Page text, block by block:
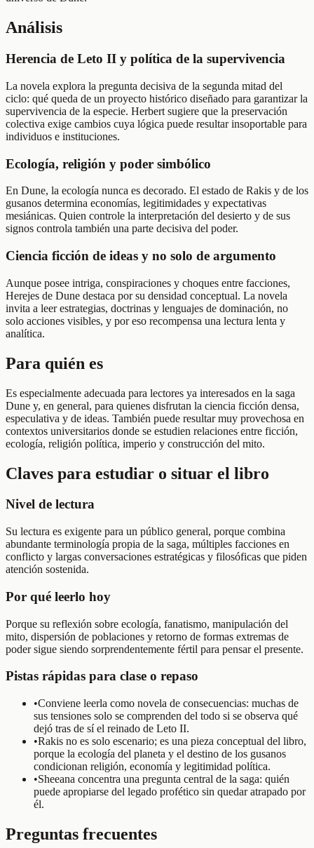
Análisis
Herencia de Leto II y política de la supervivencia
La novela explora la pregunta decisiva de la segunda mitad del
ciclo: qué queda de un proyecto histórico diseñado para garantizar la
supervivencia de la especie. Herbert sugiere que la preservación
colectiva exige cambios cuya lógica puede resultar insoportable para
individuos e instituciones.
Ecología, religión y poder simbólico
En Dune, la ecología nunca es decorado. El estado de Rakis y de los
gusanos determina economías, legitimidades y expectativas
mesiánicas. Quien controle la interpretación del desierto y de sus
signos controla también una parte decisiva del poder.
Ciencia ficción de ideas y no solo de argumento
Aunque posee intriga, conspiraciones y choques entre facciones,
Herejes de Dune destaca por su densidad conceptual. La novela
invita a leer estrategias, doctrinas y lenguajes de dominación, no
solo acciones visibles, y por eso recompensa una lectura lenta y
analítica.
Para quién es
Es especialmente adecuada para lectores ya interesados en la saga
Dune y, en general, para quienes disfrutan la ciencia ficción densa,
especulativa y de ideas. También puede resultar muy provechosa en
contextos universitarios donde se estudien relaciones entre ficción,
ecología, religión política, imperio y construcción del mito.
Claves para estudiar o situar el libro
Nivel de lectura
Su lectura es exigente para un público general, porque combina
abundante terminología propia de la saga, múltiples facciones en
conflicto y largas conversaciones estratégicas y filosóficas que piden
atención sostenida.
Por qué leerlo hoy
Porque su reflexión sobre ecología, fanatismo, manipulación del
mito, dispersión de poblaciones y retorno de formas extremas de
poder sigue siendo sorprendentemente fértil para pensar el presente.
Pistas rápidas para clase o repaso
•Conviene leerla como novela de consecuencias: muchas de
sus tensiones solo se comprenden del todo si se observa qué
dejó tras de sí el reinado de Leto II.
•Rakis no es solo escenario; es una pieza conceptual del libro,
porque la ecología del planeta y el destino de los gusanos
condicionan religión, economía y legitimidad política.
•Sheeana concentra una pregunta central de la saga: quién
puede apropiarse del legado profético sin quedar atrapado por
él.
Preguntas frecuentes